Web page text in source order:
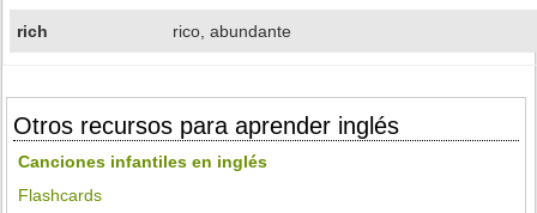
rich rico, abundante
Otros recursos para aprender inglés
Canciones infantiles en inglés
Flashcards